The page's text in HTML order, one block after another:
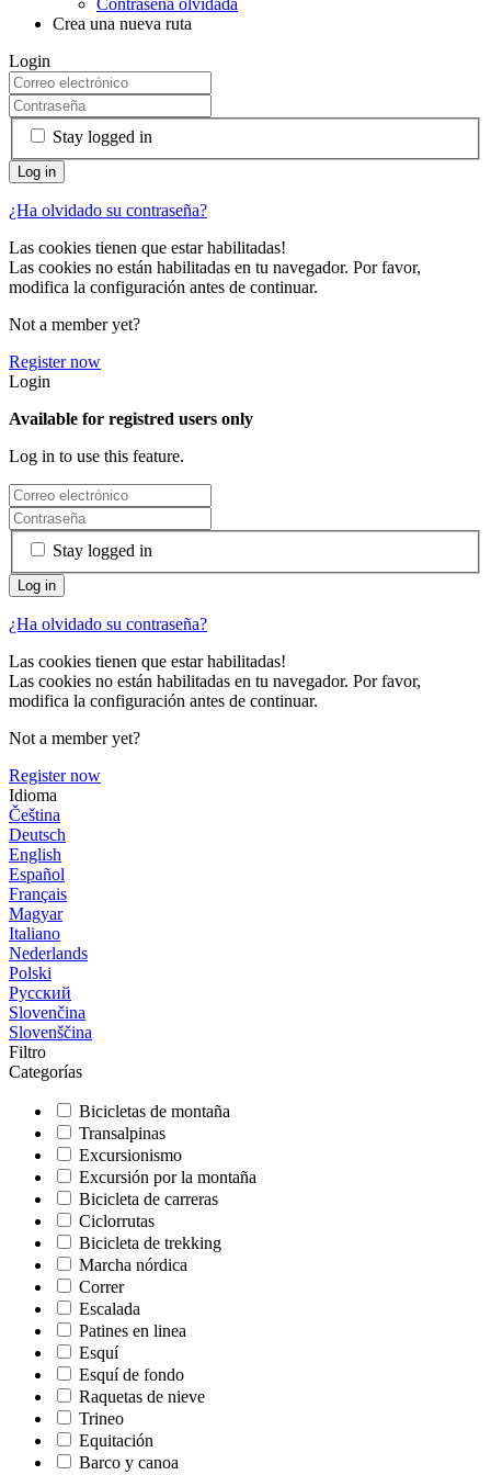
Crea una nueva ruta
Login
Stay logged in
¿Ha olvidado su contraseña?
Las cookies tienen que estar habilitadas!
Las cookies no están habilitadas en tu navegador. Por favor,
modifica la configuración antes de continuar.
Not a member yet?
Register now
Login
Available for registred users only
Log in to use this feature.
Stay logged in
¿Ha olvidado su contraseña?
Las cookies tienen que estar habilitadas!
Las cookies no están habilitadas en tu navegador. Por favor,
modifica la configuración antes de continuar.
Not a member yet?
Register now
Idioma
Čeština
Deutsch
English
Español
Français
Magyar
Italiano
Nederlands
Polski
Русский
Slovenčina
Slovenščina
Filtro
Categorías
Bicicletas de montaña
Transalpinas
Excursionismo
Excursión por la montaña
Bicicleta de carreras
Ciclorrutas
Bicicleta de trekking
Marcha nórdica
Correr
Escalada
Patines en linea
Esquí
Esquí de fondo
Raquetas de nieve
Trineo
Equitación
Barco y canoa